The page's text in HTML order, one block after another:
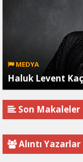
MEDYA
Haluk Levent
Son Makaleler
Alıntı Yazarlar